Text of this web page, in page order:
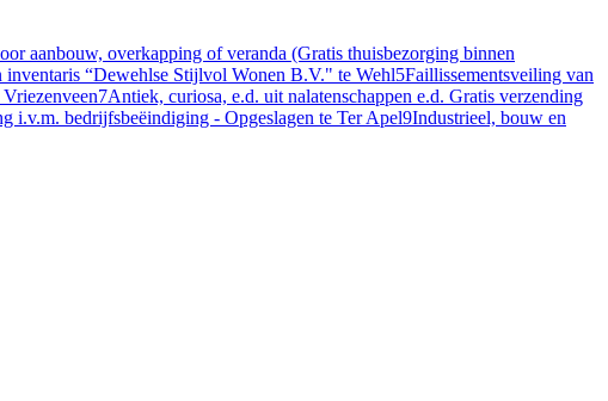
aanbouw, overkapping of veranda (Gratis thuisbezorging binnen
inventaris “Dewehlse Stijlvol Wonen B.V." te Wehl5Faillissementsveiling van
7Antiek, curiosa, e.d. uit nalatenschappen e.d. Gratis verzending
i.v.m. bedrijfsbeëindiging - Opgeslagen te Ter Apel9Industrieel, bouw en